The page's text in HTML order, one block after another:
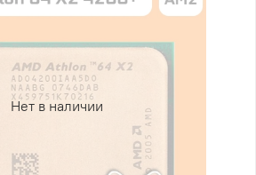
Нет в наличии